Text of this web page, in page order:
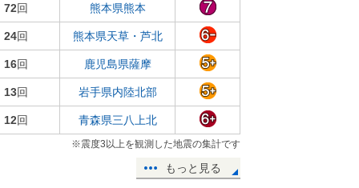
72回 熊本県熊本
24回 熊本県天草・芦北
16回 鹿児島県薩摩
13回 岩手県内陸北部
12回 青森県三八上北
※震度3以上を観測した地震の集計です
もっと見る